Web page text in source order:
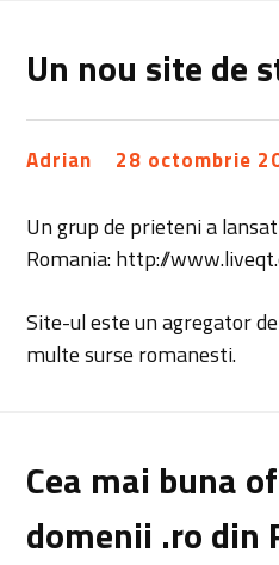
Un nou site de
Adrian 28 octombrie
Un grup de prieteni a
Romania: http://
Site-ul este un agregator
multe surse romanesti.
Cea mai buna
domenii .ro din